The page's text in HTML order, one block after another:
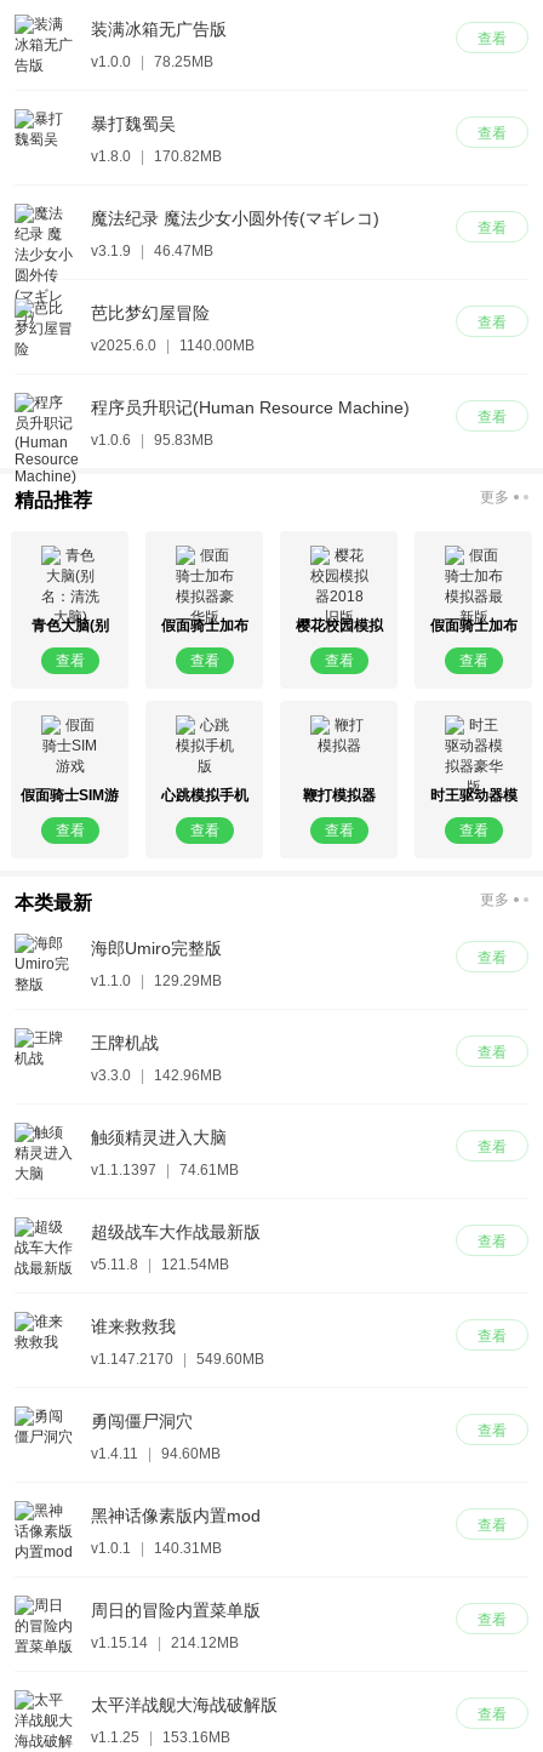
查看
装满冰箱无广告版
v1.0.0 78.25MB
查看
暴打魏蜀吴
v1.8.0 170.82MB
查看
魔法纪录 魔法少女小圆外传(マギレコ)
v3.1.9 46.47MB
查看
芭比梦幻屋冒险
v2025.6.0 1140.00MB
查看
程序员升职记(Human Resource Machine)
v1.0.6 95.83MB
精品推荐 更多
青色大脑(别
名：清洗大脑)
查看
假面骑士加布
模拟器豪华版
查看
樱花校园模拟
器2018旧版
查看
假面骑士加布
模拟器最新版
查看
假面骑士SIM游
戏
查看
心跳模拟手机
版
查看
鞭打模拟器
查看
时王驱动器模
拟器豪华版
查看
本类最新 更多
查看
海郎Umiro完整版
v1.1.0 129.29MB
查看
王牌机战
v3.3.0 142.96MB
查看
触须精灵进入大脑
v1.1.1397 74.61MB
查看
超级战车大作战最新版
v5.11.8 121.54MB
查看
谁来救救我
v1.147.2170 549.60MB
查看
勇闯僵尸洞穴
v1.4.11 94.60MB
查看
黑神话像素版内置mod
v1.0.1 140.31MB
查看
周日的冒险内置菜单版
v1.15.14 214.12MB
查看
太平洋战舰大海战破解版
v1.1.25 153.16MB